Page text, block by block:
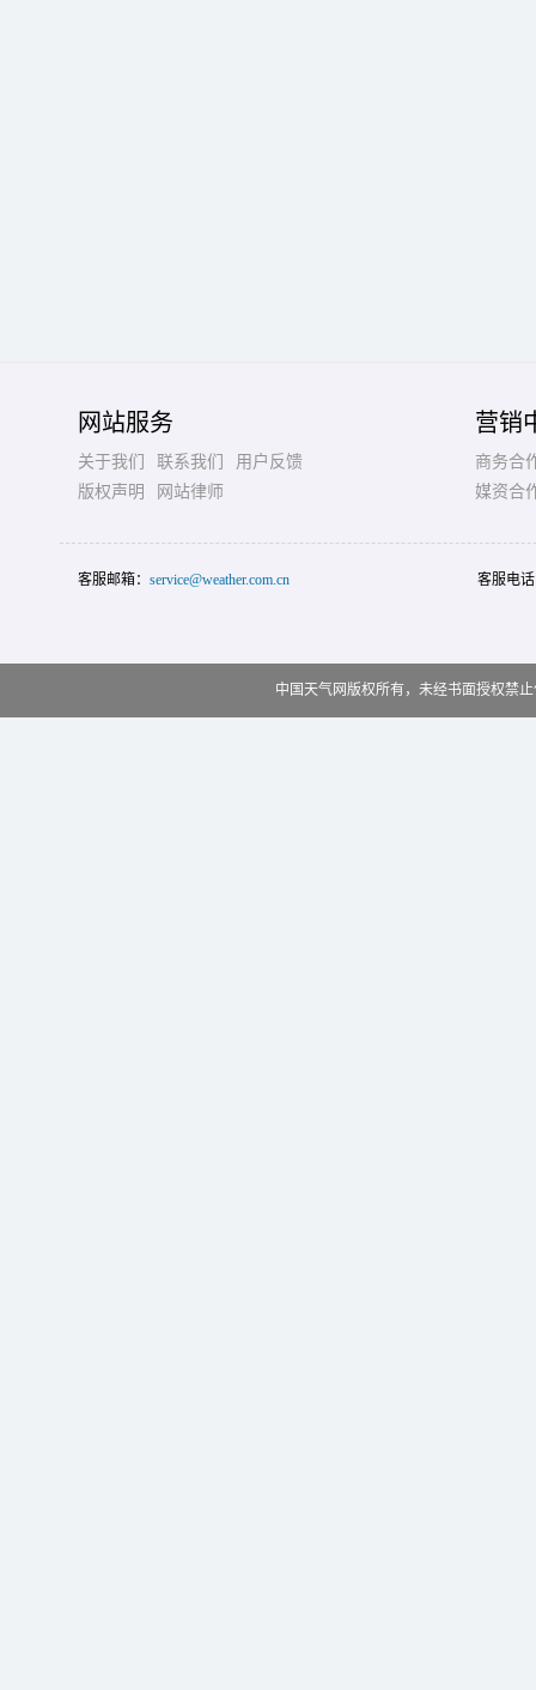
网站服务
关于我们 联系我们
用户反馈
版权声明
网站律师
营销
商务合
媒资合
客服邮箱： service@weather.com.cn 客服电
中国天气网版权所有，未经书面授权